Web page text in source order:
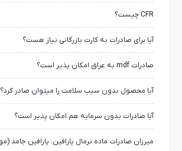
CFR چیست؟
آیا برای صادرات به کارت بازرگانی نیاز هست؟
صادرات mdf به عراق امکان پذیر است؟
آیا محصول بدون سیب سلامت را میتوان صادر کرد؟
آیا صادرات بدون سرمایه هم امکان پذیر است؟